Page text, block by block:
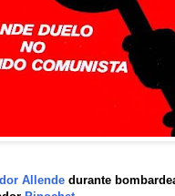
Allendedurante